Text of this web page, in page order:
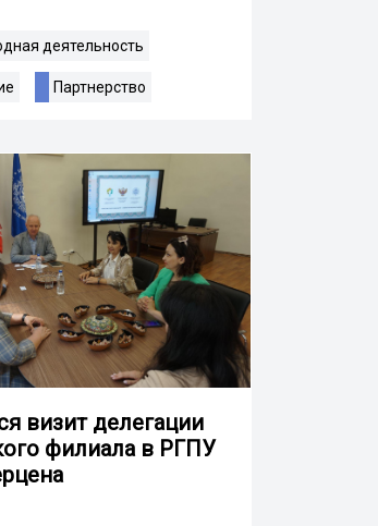
деятельность
Партнерство
визит делегации
филиала в РГПУ